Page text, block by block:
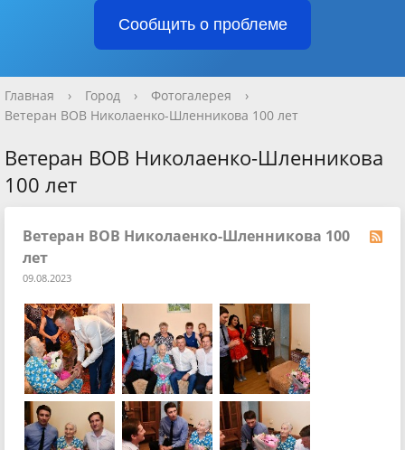
Сообщить о проблеме
Главная › Город › Фотогалерея
›
Ветеран ВОВ Николаенко-Шленникова 100 лет
Ветеран ВОВ Николаенко-Шленникова
100 лет
Ветеран ВОВ Николаенко-Шленникова 100
лет
09.08.2023